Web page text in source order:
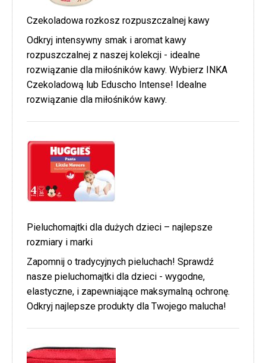
Czekoladowa rozkosz rozpuszczalnej kawy
Odkryj intensywny smak i aromat kawy
rozpuszczalnej z naszej kolekcji - idealne
rozwiązanie dla miłośników kawy. Wybierz INKA
Czekoladową lub Eduscho Intense! Idealne
rozwiązanie dla miłośników kawy.
Pieluchomajtki dla dużych dzieci – najlepsze
rozmiary i marki
Zapomnij o tradycyjnych pieluchach! Sprawdź
nasze pieluchomajtki dla dzieci - wygodne,
elastyczne, i zapewniające maksymalną ochronę.
Odkryj najlepsze produkty dla Twojego malucha!